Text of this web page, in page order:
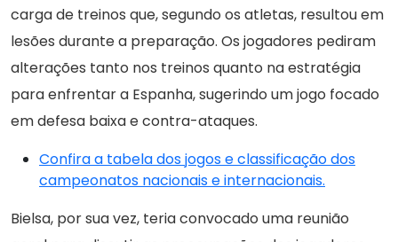
carga de treinos que, segundo os atletas, resultou em
lesões durante a preparação. Os jogadores pediram
alterações tanto nos treinos quanto na estratégia
para enfrentar a Espanha, sugerindo um jogo focado
em defesa baixa e contra-ataques.
Confira a tabela dos jogos e classificação dos
campeonatos nacionais e internacionais.
Bielsa, por sua vez, teria convocado uma reunião